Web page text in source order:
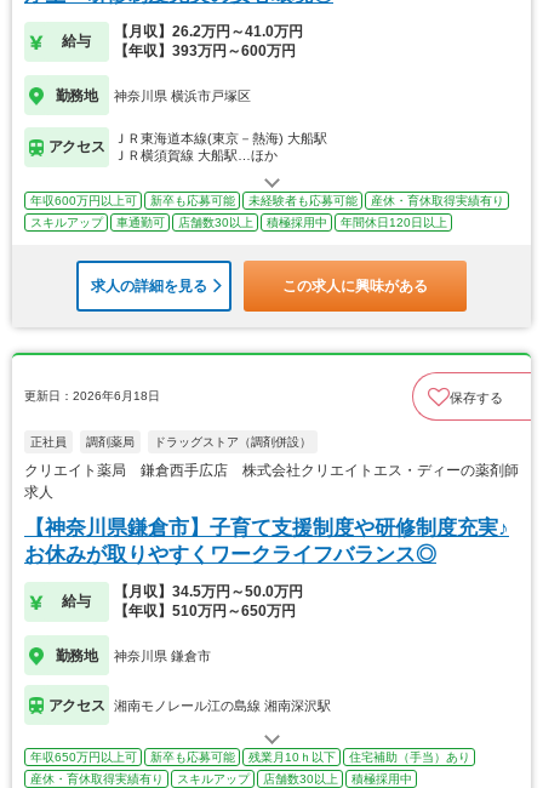
給与
【月収】26.2万円～41.0万円
【年収】393万円～600万円
勤務地 神奈川県 横浜市戸塚区
アクセス
ＪＲ東海道本線(東京－熱海) 大船駅
ＪＲ横須賀線 大船駅…ほか
年収600万円以上可 新卒も応募可能 未経験者も応募可能
産休・育休取得実績有り
スキルアップ
車通勤可 店舗数30以上 積極採用中 年間休日120日以上
求人の詳細を見る この求人に興味がある
更新日：2026年6月18日 保存する
正社員 調剤薬局 ドラッグストア（調剤併設）
クリエイト薬局 鎌倉西手広店 株式会社クリエイトエス・ディーの薬剤師
求人
【神奈川県鎌倉市】子育て支援制度や研修制度充実♪
お休みが取りやすくワークライフバランス◎
給与
【月収】34.5万円～50.0万円
【年収】510万円～650万円
勤務地 神奈川県 鎌倉市
アクセス 湘南モノレール江の島線 湘南深沢駅
年収650万円以上可 新卒も応募可能 残業月10ｈ以下
住宅補助（手当）あり
産休・育休取得実績有り
スキルアップ 店舗数30以上 積極採用中